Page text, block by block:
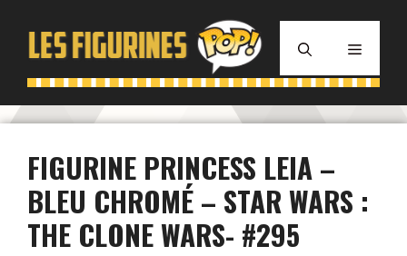
contenu
MENU
FIGURINE PRINCESS LEIA –
BLEU CHROMÉ – STAR WARS :
THE CLONE WARS- #295